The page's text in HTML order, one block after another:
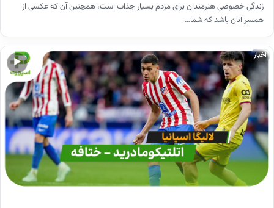
زندگی خصوصی هنرمندان برای مردم بسیار جذاب است، همچنین آن که عکسی از
همسر آنان باشد که شما…
▶
اخبار